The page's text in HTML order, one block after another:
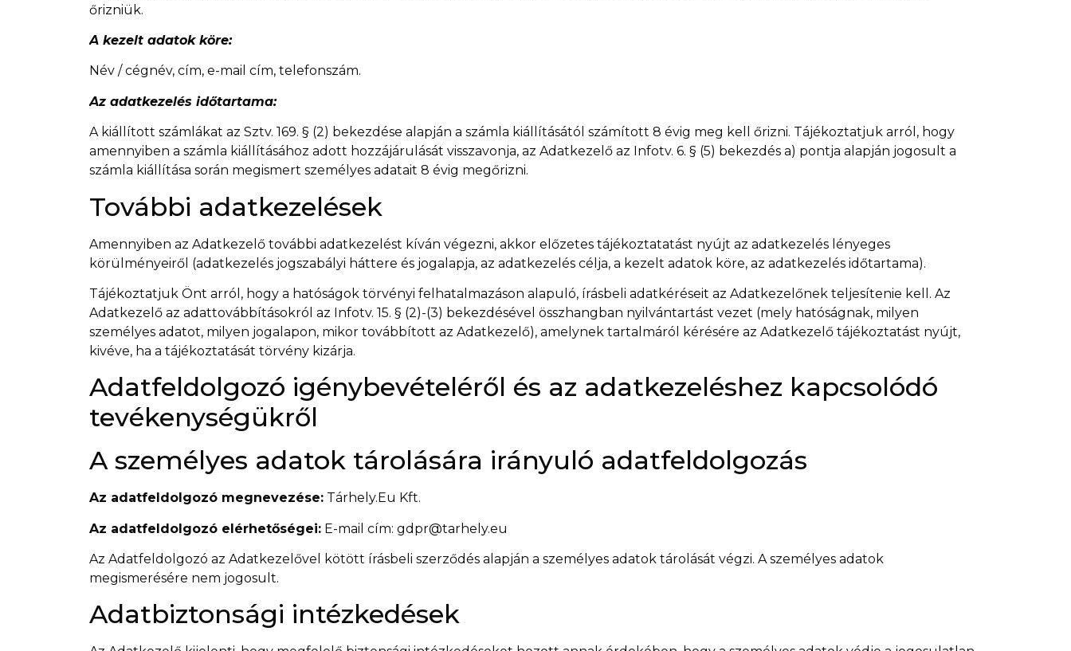
őrizniük.
A kezelt adatok köre:
Név / cégnév, cím, e-mail cím, telefonszám.
Az adatkezelés időtartama:
A kiállított számlákat az Sztv. 169. § (2) bekezdése alapján a számla kiállításától számított 8 évig meg kell őrizni. Tájékoztatjuk arról, hogy
amennyiben a számla kiállításához adott hozzájárulását visszavonja, az Adatkezelő az Infotv. 6. § (5) bekezdés a) pontja alapján jogosult a
számla kiállítása során megismert személyes adatait 8 évig megőrizni.
További adatkezelések
Amennyiben az Adatkezelő további adatkezelést kíván végezni, akkor előzetes tájékoztatatást nyújt az adatkezelés lényeges
körülményeiről (adatkezelés jogszabályi háttere és jogalapja, az adatkezelés célja, a kezelt adatok köre, az adatkezelés időtartama).
Tájékoztatjuk Önt arról, hogy a hatóságok törvényi felhatalmazáson alapuló, írásbeli adatkéréseit az Adatkezelőnek teljesítenie kell. Az
Adatkezelő az adattovábbításokról az Infotv. 15. § (2)-(3) bekezdésével összhangban nyilvántartást vezet (mely hatóságnak, milyen
személyes adatot, milyen jogalapon, mikor továbbított az Adatkezelő), amelynek tartalmáról kérésére az Adatkezelő tájékoztatást nyújt,
kivéve, ha a tájékoztatását törvény kizárja.
Adatfeldolgozó igénybevételéről és az adatkezeléshez kapcsolódó
tevékenységükről
A személyes adatok tárolására irányuló adatfeldolgozás
Az adatfeldolgozó megnevezése: Tárhely.Eu Kft.
Az adatfeldolgozó elérhetőségei: E-mail cím: gdpr@tarhely.eu
Az Adatfeldolgozó az Adatkezelővel kötött írásbeli szerződés alapján a személyes adatok tárolását végzi. A személyes adatok
megismerésére nem jogosult.
Adatbiztonsági intézkedések